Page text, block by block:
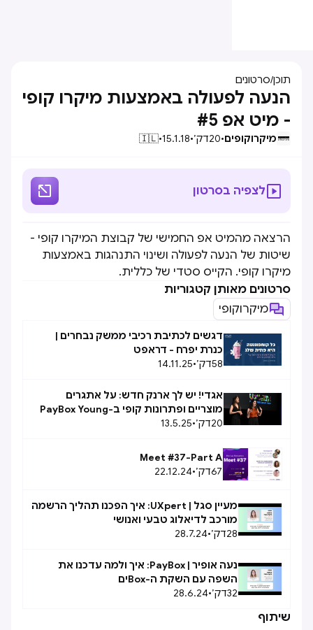
תוכן/סרטונים
הנעה לפעולה באמצעות מיקרו קופי
- מיט אפ #5
מיקרוקופים•
20דק׳•
15.1.18
•
🇮🇱
לצפיה בסרטון 
הרצאה מהמיט אפ החמישי של קבוצת המיקרו קופי -
שיטות של הנעה לפעולה ושינוי התנהגות באמצעות
מיקרו קופי. הקייס סטדי של כללית.
סרטונים מאותן קטגוריות
מיקרוקופי
דגשים לכתיבת רכיבי ממשק נבחרים |
כנרת יפרח - דראפט
58דק׳•
14.11.25
אגדי! יש לך ארנק חדש: על אתגרים
מוצריים ופתרונות קופי ב-PayBox Young
20דק׳•
13.5.25
Meet #37-Part A
67דק׳•
22.12.24
מעיין סגל | UXpert: איך הפכנו תהליך הרשמה
מורכב לדיאלוג טבעי ואנושי
28דק׳•
28.7.24
נעה אופיר | PayBox: איך ולמה עדכנו את
השפה עם השקת ה-Boxים
32דק׳•
28.6.24
שיתוף